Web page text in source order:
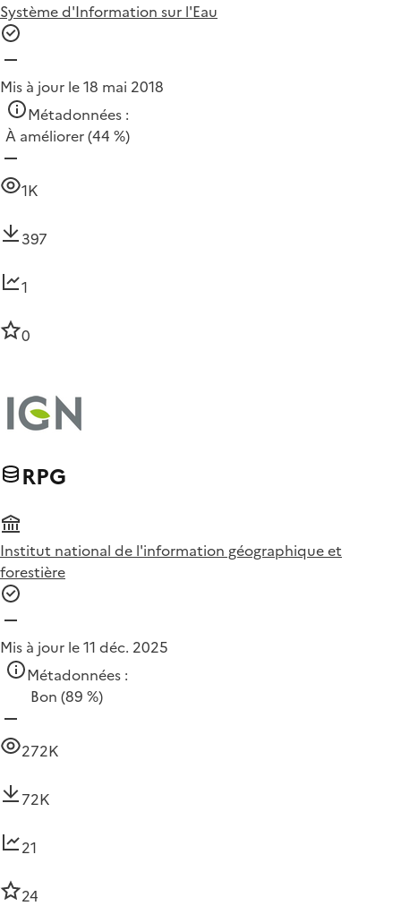
Système d'Information sur l'Eau
Mis à jour le 18 mai 2018
Métadonnées :
À améliorer(44 %)
1K
397
1
0
RPG
Institut national de l'information géographique et
forestière
Mis à jour le 11 déc. 2025
Métadonnées :
Bon (89 %)
272K
72K
21
24